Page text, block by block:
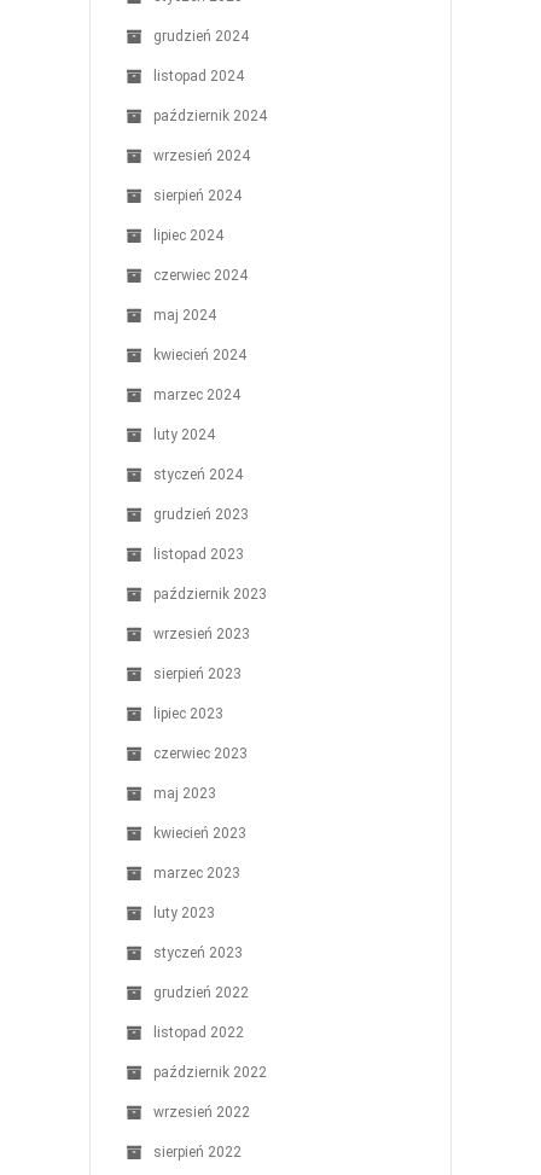
grudzień 2024
listopad 2024
październik 2024
wrzesień 2024
sierpień 2024
lipiec 2024
czerwiec 2024
maj 2024
kwiecień 2024
marzec 2024
luty 2024
styczeń 2024
grudzień 2023
listopad 2023
październik 2023
wrzesień 2023
sierpień 2023
lipiec 2023
czerwiec 2023
maj 2023
kwiecień 2023
marzec 2023
luty 2023
styczeń 2023
grudzień 2022
listopad 2022
październik 2022
wrzesień 2022
sierpień 2022